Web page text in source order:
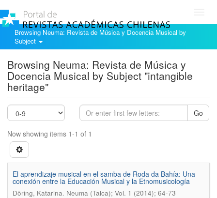
Browsing Neuma: Revista de Música y Docencia Musical by
Subject
Browsing Neuma: Revista de Música y
Docencia Musical by Subject "intangible
heritage"
Go
Now showing items 1-1 of 1
El aprendizaje musical en el samba de Roda da Bahía: Una
conexión entre la Educación Musical y la Etnomusicología
Döring, Katarina. Neuma (Talca); Vol. 1 (2014); 64-73